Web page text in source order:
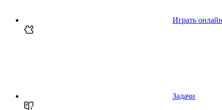
Играть онлайн
Задачи